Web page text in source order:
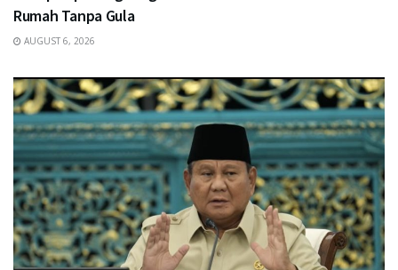
Rumah Tanpa Gula
AUGUST 6, 2026